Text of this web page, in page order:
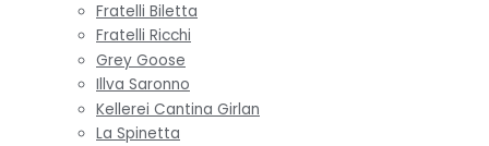
Fratelli Biletta
Fratelli Ricchi
Grey Goose
Illva Saronno
Kellerei Cantina Girlan
La Spinetta